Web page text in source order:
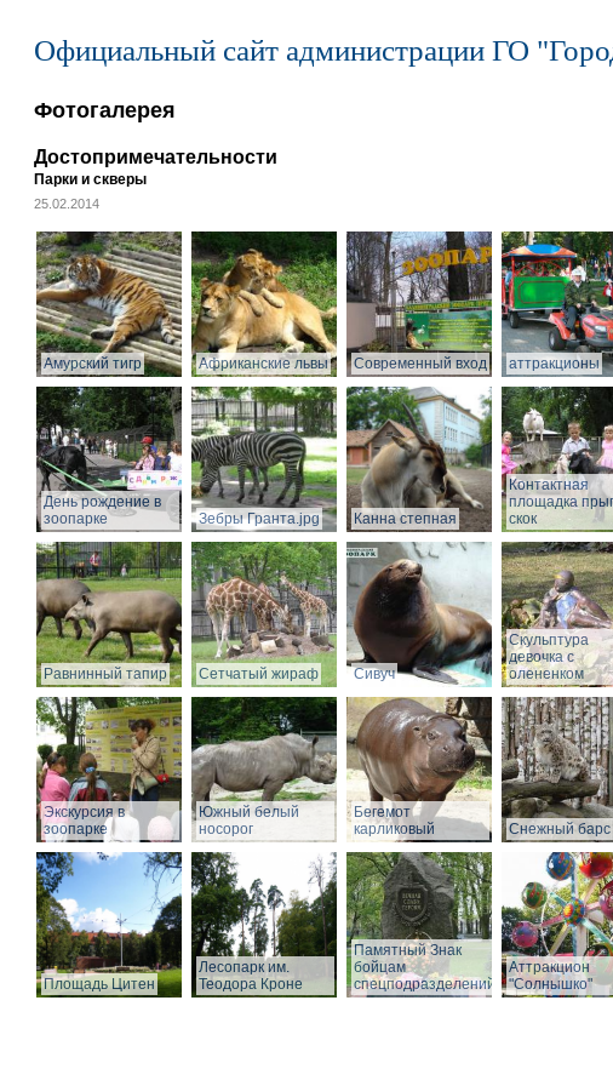
Официальный сайт администрации ГО
Фотогалерея
Достопримечательности
Парки и скверы
25.02.2014
Амурский тигр Африканские львы Современный вход аттракционы
День рождение в
зоопарке
Зебры Гранта.jpg Канна степная
Контактная
площадка
скок
Равнинный тапир Сетчатый жираф Сивуч
Скульптура
девочка с
олененком
Экскурсия в
зоопарке
Южный белый
носорог
Бегемот
карликовый
Снежный барс
Площадь Цитен
Лесопарк им.
Теодора Кроне
Памятный Знак
бойцам
спецподразделений
Аттракцион
"Солнышко"